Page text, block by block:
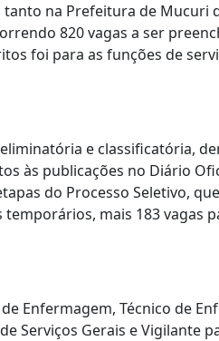
na Prefeitura de Mucuri
820 vagas a ser
foi para as funções de
e classificatória,
às publicações no Diário
do Processo Seletivo,
mais 183 vagas
Enfermagem, Técnico de
Serviços Gerais e Vigilante